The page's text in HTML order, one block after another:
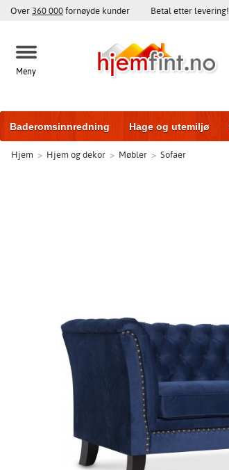
Over 360 000fornøyde kunder Betal etter levering!
Meny
Baderomsinnredning Hage og utemiljø
Baderomsmøbler Hjem og innredning
Hjem > Hjem og dekor > Møbler > Sofaer